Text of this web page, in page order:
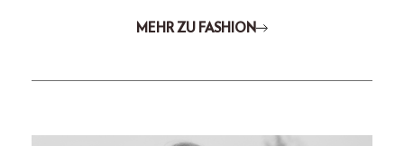
MEHR ZU FASHION